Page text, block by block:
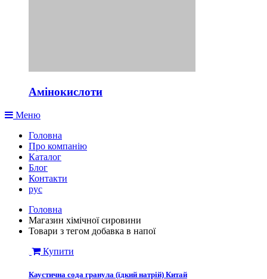
Амінокислоти
Меню
Головна
Про компанію
Каталог
Блог
Контакти
рус
Головна
Магазин хімічної сировини
Товари з тегом добавка в напої
Купити
Каустична сода гранула (їдкий натрій) Китай